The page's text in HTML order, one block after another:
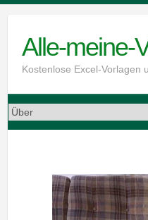
contentAlle-meine-
Kostenlose Excel-Vorlagen